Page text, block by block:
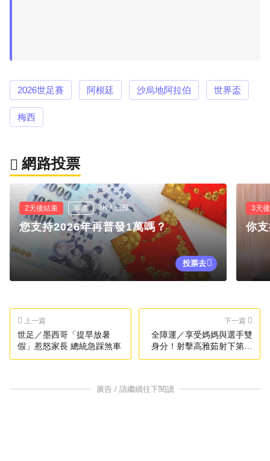
2026世足賽 阿根廷 沙烏地阿拉伯 世界盃
梅西
網路投票
2天後結束 單選 3K人已投
您支持2026年再普發1萬嗎？
投票去
3天
你
上一篇
世足／墨西哥「提早放暑
假」惹怒家長 總統急踩煞車
下一篇
全障運／享受媽媽與選手雙
身分！射擊高雅茹射下第一
金
廣告 / 請繼續往下閱讀